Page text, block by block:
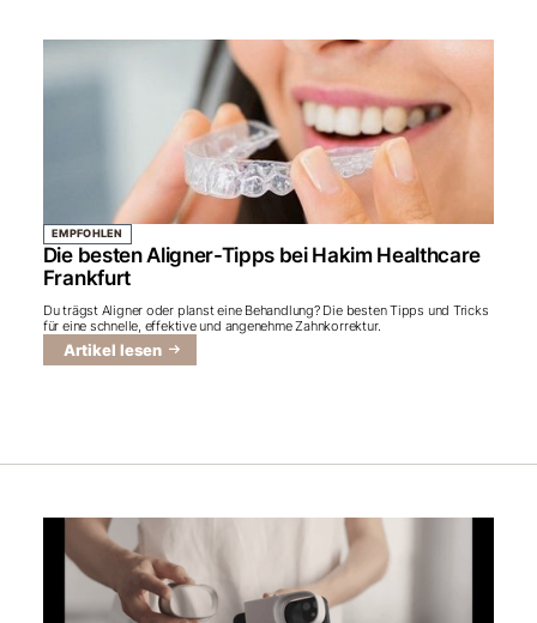
EMPFOHLEN
Die besten Aligner-Tipps bei Hakim Healthcare
Frankfurt
Du trägst Aligner oder planst eine Behandlung? Die besten Tipps und Tricks
für eine schnelle, effektive und angenehme Zahnkorrektur.
Artikel lesen